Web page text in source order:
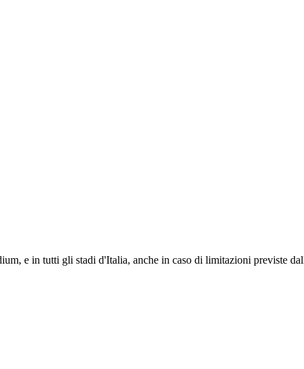
e in tutti gli stadi d'Italia, anche in caso di limitazioni previste